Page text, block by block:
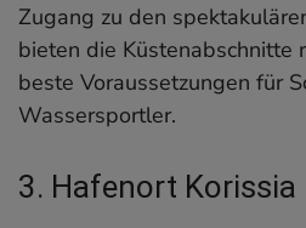
Zugang zu den
bieten die Küstenabschnitte
beste Voraussetzungen für
Wassersportler.
3. Hafenort Korissia